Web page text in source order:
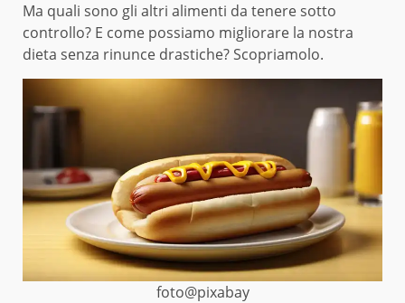
Ma quali sono gli altri alimenti da tenere sotto
controllo? E come possiamo migliorare la nostra
dieta senza rinunce drastiche? Scopriamolo.
foto@pixabay